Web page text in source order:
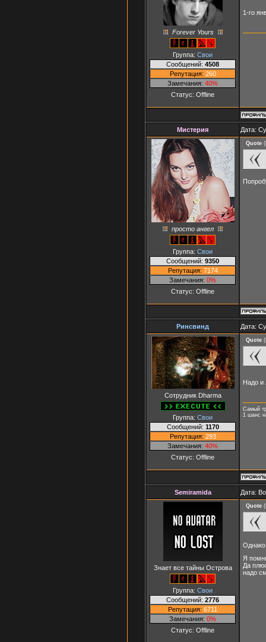
Forever Yours
Группа: Свои
Сообщений: 4508
Репутация: 260
Замечания: 40%
Статус: Offline
1-го
Мистерия Дата:
просто ангел
Группа: Свои
Сообщений: 9350
Репутация: 7174
Замечания: 0%
Статус: Offline
Quote (
Ринсвинд Дата:
Сотрудник Dharma
Группа: Свои
Сообщений: 1170
Репутация: 293
Замечания: 40%
Статус: Offline
Quote (
Надо и
Самый
1 шанс
Semiramida Дата:
Знает все тайны Острова
Группа: Свои
Сообщений: 2776
Репутация: 6711
Замечания: 0%
Статус: Offline
Quote (
Я
Да
надо